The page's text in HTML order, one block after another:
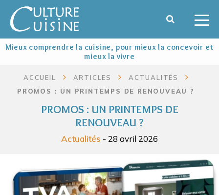
Mieux comprendre la cuisine, pour mieux la concevoir et
mieux la vivre
PROMOS : UN PRINTEMPS DE
RENOUVEAU ?
Actualités - 28 avril 2026
ACCUEIL ARTICLES
ACTUALITÉS
PROMOS : UN PRINTEMPS DE RENOUVEAU ?